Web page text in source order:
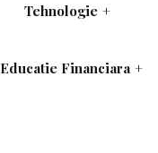
Tehnologie +
Educatie Financiara +